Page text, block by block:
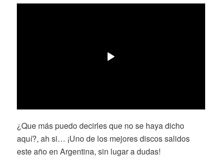
¿Que más puedo decirles que no se haya dicho
aquí?, ah si… ¡Uno de los mejores discos salidos
este año en Argentina, sin lugar a dudas!